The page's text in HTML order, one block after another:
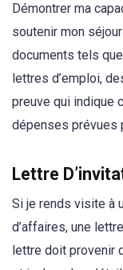
Démontrer ma
soutenir mon
documents tels
lettres d’emploi,
preuve qui indique
dépenses prévues
Lettre
Si je rends visite à
d’affaires, une
lettre doit provenir